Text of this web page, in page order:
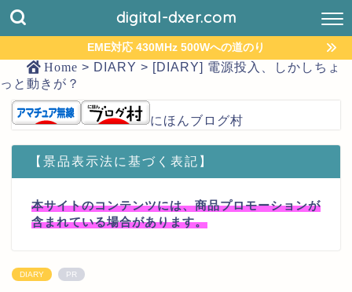
digital-dxer.com
EME対応 430MHz 500Wへの道のり
Home > DIARY > [DIARY] 電源投入、しかしちょ
っと動きが？
にほんブログ村
【景品表示法に基づく表記】
本サイトのコンテンツには、商品プロモーションが
含まれている場合があります。
DIARY PR